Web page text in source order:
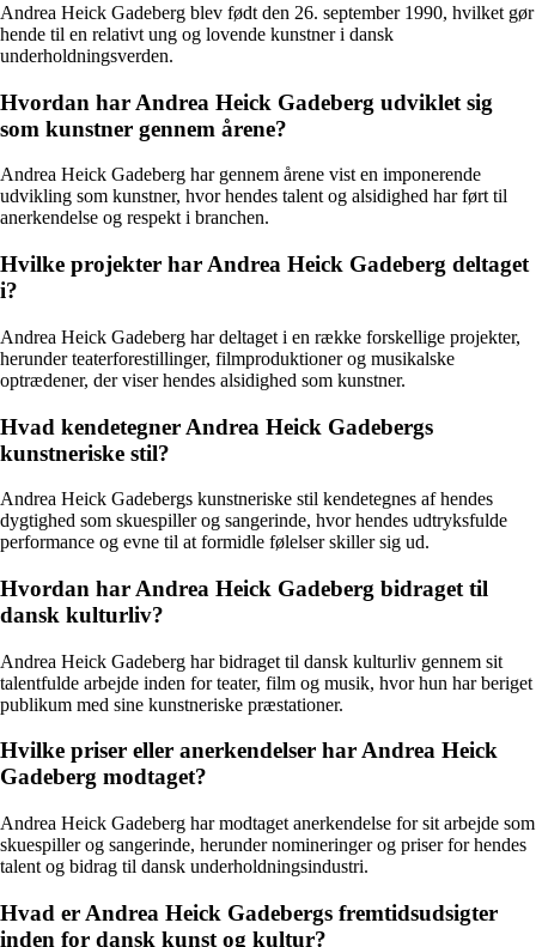
Andrea Heick Gadeberg blev født den 26. september 1990, hvilket gør
hende til en relativt ung og lovende kunstner i dansk
underholdningsverden.
Hvordan har Andrea Heick Gadeberg udviklet sig
som kunstner gennem årene?
Andrea Heick Gadeberg har gennem årene vist en imponerende
udvikling som kunstner, hvor hendes talent og alsidighed har ført til
anerkendelse og respekt i branchen.
Hvilke projekter har Andrea Heick Gadeberg deltaget
i?
Andrea Heick Gadeberg har deltaget i en række forskellige projekter,
herunder teaterforestillinger, filmproduktioner og musikalske
optrædener, der viser hendes alsidighed som kunstner.
Hvad kendetegner Andrea Heick Gadebergs
kunstneriske stil?
Andrea Heick Gadebergs kunstneriske stil kendetegnes af hendes
dygtighed som skuespiller og sangerinde, hvor hendes udtryksfulde
performance og evne til at formidle følelser skiller sig ud.
Hvordan har Andrea Heick Gadeberg bidraget til
dansk kulturliv?
Andrea Heick Gadeberg har bidraget til dansk kulturliv gennem sit
talentfulde arbejde inden for teater, film og musik, hvor hun har beriget
publikum med sine kunstneriske præstationer.
Hvilke priser eller anerkendelser har Andrea Heick
Gadeberg modtaget?
Andrea Heick Gadeberg har modtaget anerkendelse for sit arbejde som
skuespiller og sangerinde, herunder nomineringer og priser for hendes
talent og bidrag til dansk underholdningsindustri.
Hvad er Andrea Heick Gadebergs fremtidsudsigter
inden for dansk kunst og kultur?